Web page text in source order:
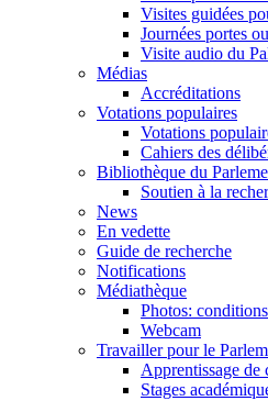
Visites guidées
Journées portes
Visite audio du
Médias
Accréditations
Votations populaires
Votations
Cahiers des
Bibliothèque du
Soutien à la
News
En vedette
Guide de recherche
Notifications
Médiathèque
Photos:
Webcam
Travailler pour le
Apprentissage de
Stages